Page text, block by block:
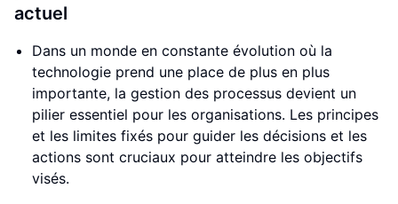
actuel
Dans un monde en constante évolution où la
technologie prend une place de plus en plus
importante, la gestion des processus devient un
pilier essentiel pour les organisations. Les principes
et les limites fixés pour guider les décisions et les
actions sont cruciaux pour atteindre les objectifs
visés.